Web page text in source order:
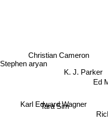
Ed
K. J. Parker
Christian Cameron
Karl Edward Wagner
Stephen aryan
Tara Sim